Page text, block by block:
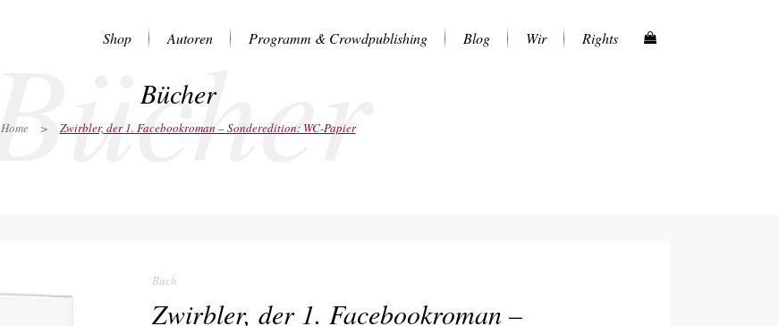
Shop Autoren Programm & Crowdpublishing Blog Wir Rights
Bücher
Bücher
Home > Zwirbler, der 1. Facebookroman – Sonderedition: WC-Papier
Buch
Zwirbler, der 1. Facebookroman –